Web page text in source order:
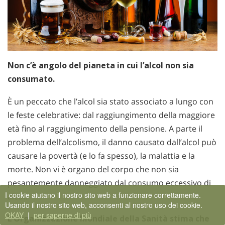
Non c’è angolo del pianeta in cui l’alcol non sia
consumato.
È un peccato che l’alcol sia stato associato a lungo con
le feste celebrative: dal raggiungimento della maggiore
età fino al raggiungimento della pensione. A parte il
problema dell’alcolismo, il danno causato dall’alcol può
causare la povertà (e lo fa spesso), la malattia e la
morte. Non vi è organo del corpo che non sia
pesantemente danneggiato dal consumo eccessivo di
alcol.
L’Organizzazione Mondiale della Sanità stima che
I cookie aiutano il nostro sito web a funzionare correttamente.
Usando il nostro sito web, acconsenti al nostro uso dei cookie.
OKAY | per saperne di più